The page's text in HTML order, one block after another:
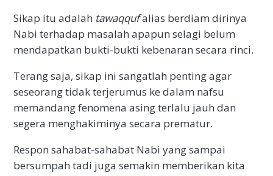
Sikap itu adalah tawaqqufalias berdiam dirinya
Nabi terhadap masalah apapun selagi belum
mendapatkan bukti-bukti kebenaran secara rinci.
Terang saja, sikap ini sangatlah penting agar
seseorang tidak terjerumus ke dalam nafsu
memandang fenomena asing terlalu jauh dan
segera menghakiminya secara prematur.
Respon sahabat-sahabat Nabi yang sampai
bersumpah tadi juga semakin memberikan kita